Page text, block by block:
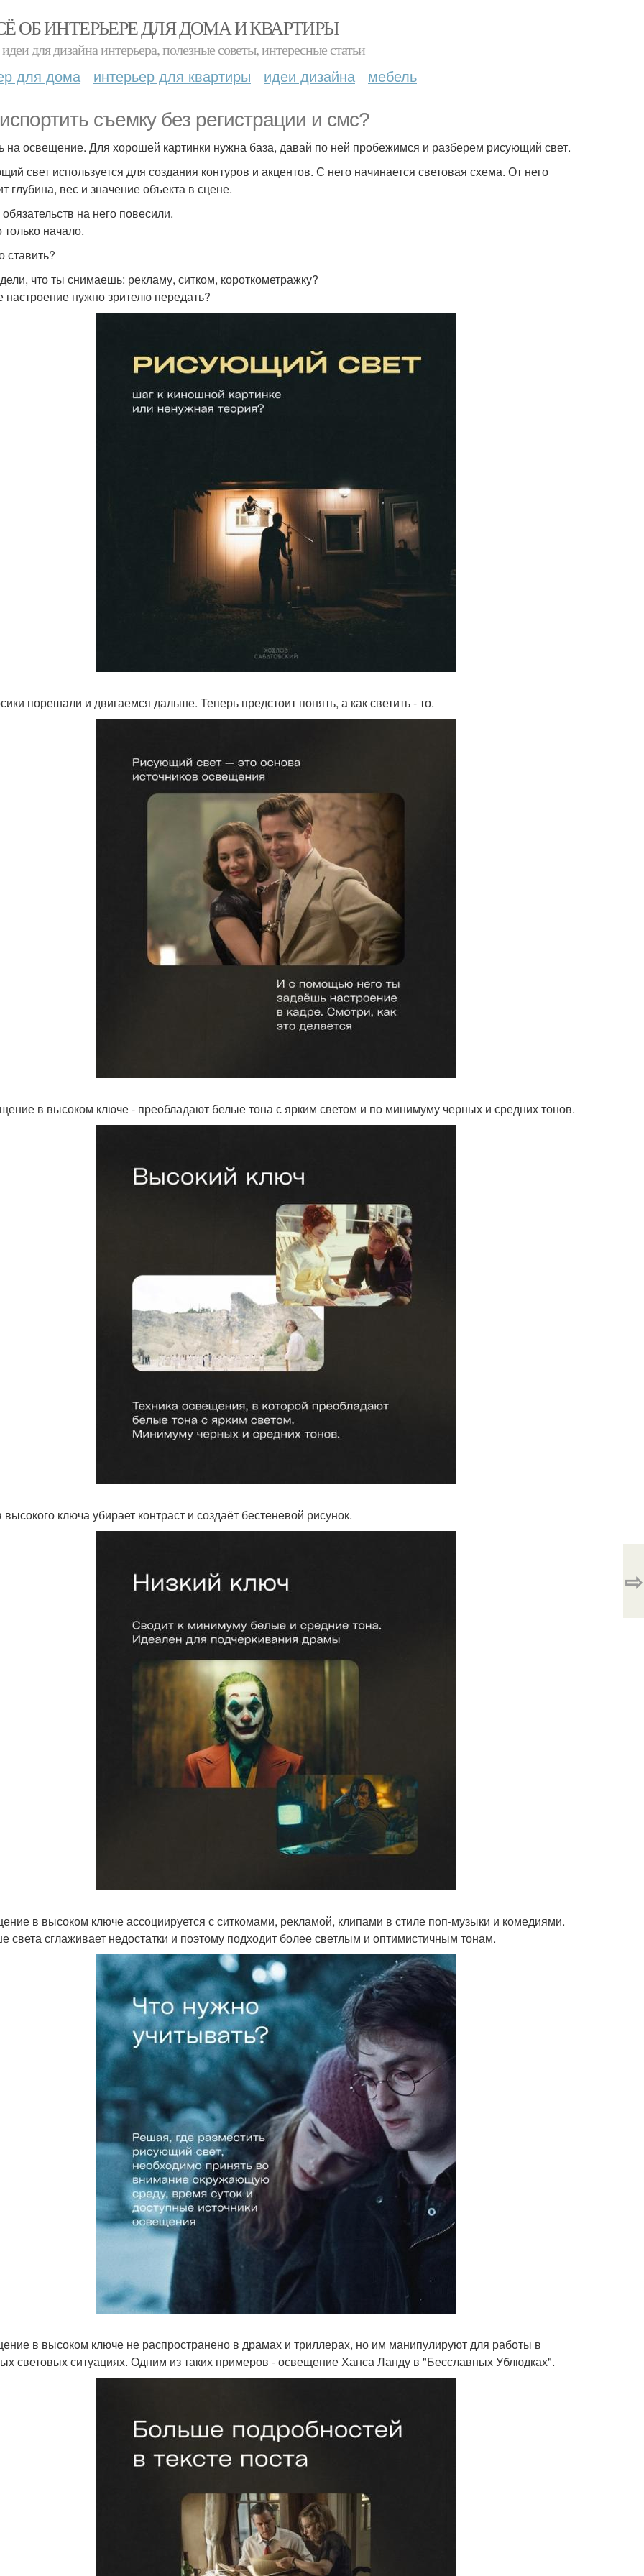
ОБ ИНТЕРЬЕРЕ ДЛЯ ДОМА И КВАРТИРЫ
для дизайна интерьера, полезные советы, интересные статьи
для дома интерьер для квартиры идеи дизайна мебель
съемку без регистрации и смс?
на освещение. Для хорошей картинки нужна база, давай по ней пробежимся и разберем рисующий свет.
свет используется для создания контуров и акцентов. С него начинается световая схема. От него
глубина, вес и значение объекта в сцене.
на него повесили.
только начало.
ставить?
что ты снимаешь: рекламу, ситком, короткометражку?
настроение нужно зрителю передать?
порешали и двигаемся дальше. Теперь предстоит понять, а как светить - то.
в высоком ключе - преобладают белые тона с ярким светом и по минимуму черных и средних тонов.
ключа убирает контраст и создаёт бестеневой рисунок.
в высоком ключе ассоциируется с ситкомами, рекламой, клипами в стиле поп-музыки и комедиями.
света сглаживает недостатки и поэтому подходит более светлым и оптимистичным тонам.
в высоком ключе не распространено в драмах и триллерах, но им манипулируют для работы в
световых ситуациях. Одним из таких примеров - освещение Ханса Ланду в "Бесславных Ублюдках".
⇨